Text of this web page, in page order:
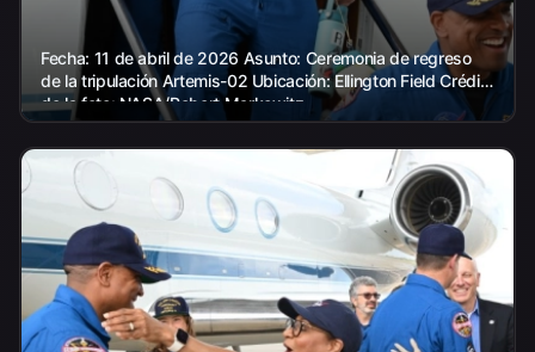
Fecha: 11 de abril de 2026 Asunto: Ceremonia de regreso
de la tripulación Artemis-02 Ubicación: Ellington Field Crédito
de la foto: NASA/Robert Markowitz